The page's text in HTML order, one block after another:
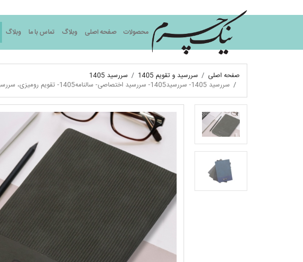
نیک چرم
محصولات
صفحه اصلی وبلاگ تماس با ما وبلاگ
صفحه اصلی سررسید و تقویم 1405
سررسید 1405
سررسید 1405- سررسید1405- سررسید اختصاصی- سالنامه1405- تقویم رومیزی، سررسید ارزان، سررسید وزیری 1405، سررسید ارگانایزر، سررسید اروپایی، سررسید رقعی، فروش سررسید 1405